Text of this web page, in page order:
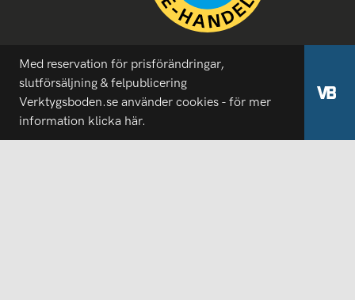
Med reservation för prisförändringar,
slutförsäljning & felpublicering
Verktygsboden.se använder cookies - för mer
information klicka här.